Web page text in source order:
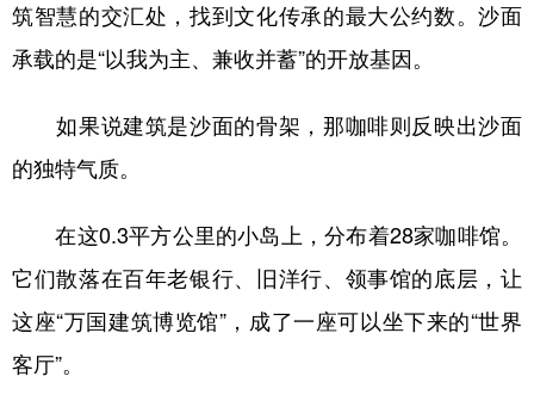
筑智慧的交汇处，找到文化传承的最大公约数。沙面
承载的是“以我为主、兼收并蓄”的开放基因。
如果说建筑是沙面的骨架，那咖啡则反映出沙面
的独特气质。
在这0.3平方公里的小岛上，分布着28家咖啡馆。
它们散落在百年老银行、旧洋行、领事馆的底层，让
这座“万国建筑博览馆”，成了一座可以坐下来的“世界
客厅”。